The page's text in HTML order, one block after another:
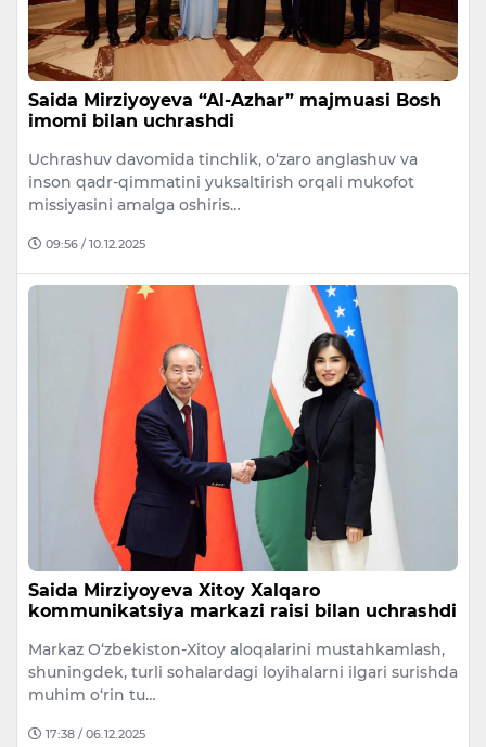
Saida Mirziyoyeva “Al-Azhar” majmuasi Bosh
imomi bilan uchrashdi
Uchrashuv davomida tinchlik, o‘zaro anglashuv va
inson qadr-qimmatini yuksaltirish orqali mukofot
missiyasini amalga oshiris…
09:56 / 10.12.2025
Saida Mirziyoyeva Xitoy Xalqaro
kommunikatsiya markazi raisi bilan uchrashdi
Markaz O‘zbekiston-Xitoy aloqalarini mustahkamlash,
shuningdek, turli sohalardagi loyihalarni ilgari surishda
muhim o‘rin tu…
17:38 / 06.12.2025